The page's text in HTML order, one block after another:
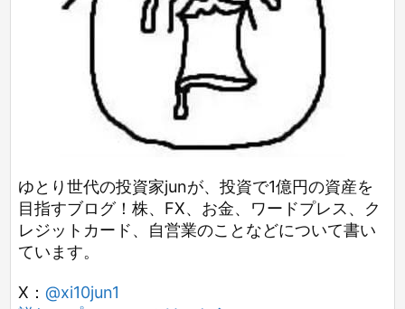
ゆとり世代の投資家junが、投資で1億円の資産を
目指すブログ！株、FX、お金、ワードプレス、ク
レジットカード、自営業のことなどについて書い
ています。
X： @xi10jun1